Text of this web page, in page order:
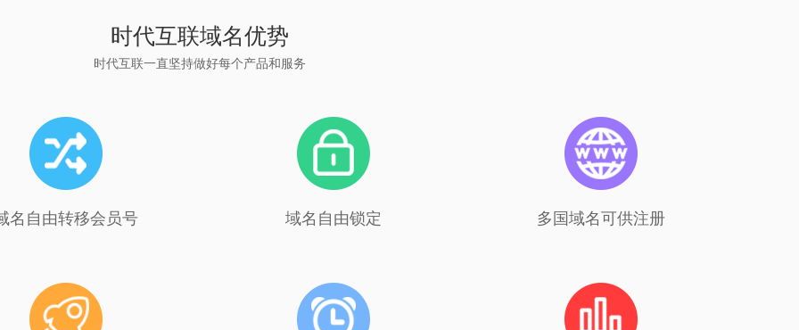
时代互联域名优势
时代互联一直坚持做好每个产品和服务
名自由转移会员号 域名自由锁定 多国域名可供注册